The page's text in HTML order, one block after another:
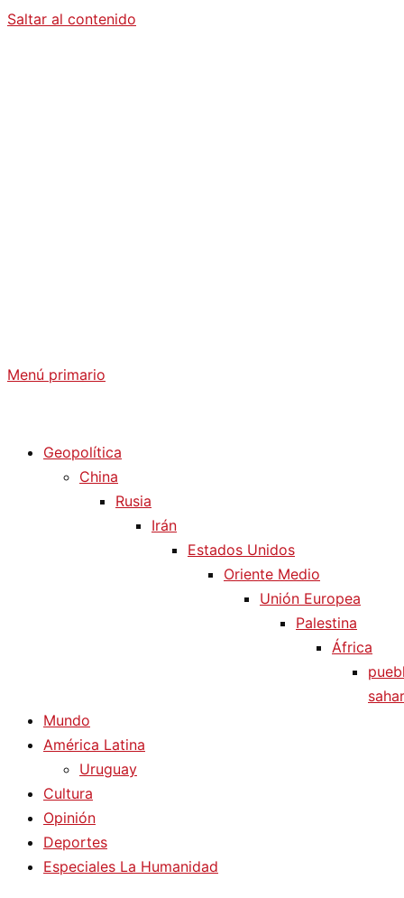
Saltar al contenido
Menú primario
Geopolítica
China
Rusia
Irán
Estados Unidos
Oriente Medio
Unión Europea
Palestina
África
Mundo
América Latina
Uruguay
Cultura
Opinión
Deportes
Especiales La Humanidad